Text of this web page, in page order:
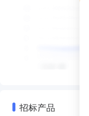
招标产品